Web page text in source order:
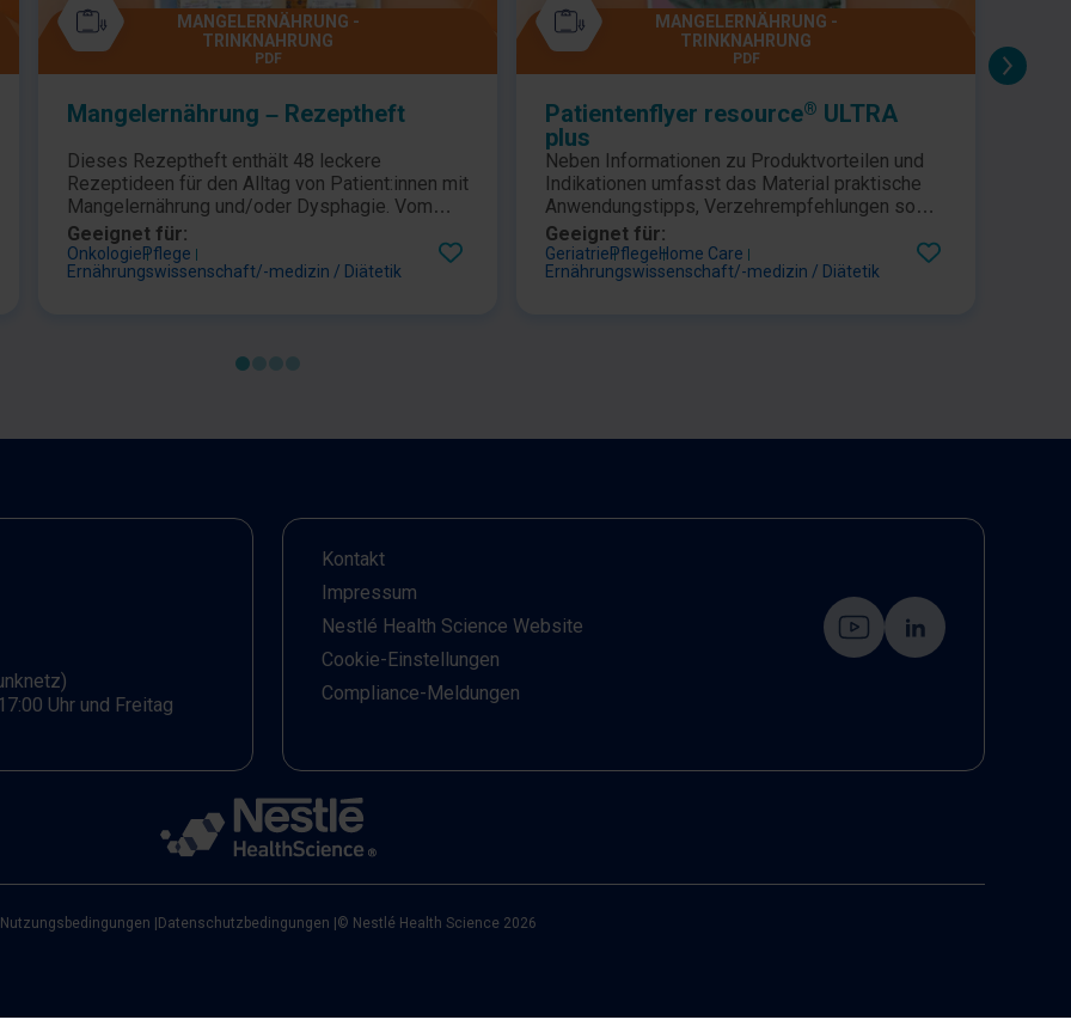
MANGELERNÄHRUNG -
TRINKNAHRUNG
PDF
Mangelernährung – Rezeptheft
Dieses Rezeptheft enthält 48 leckere
Rezeptideen für den Alltag von Patient:innen mit
Mangelernährung und/oder Dysphagie. Vom
Frühstück über Vorspeisen und Hauptspeisen
bis hin zu Nachspeisen wird alles abgedeckt,
um den Einsatz von Trinknahrung und
sich im Rezeptheftheft auch kompakte
Geeignet für:
OnkologiePflege
Ernährungswissenschaft/-medizin / Diätetik
MANGELERNÄHRUNG -
TRINKNAHRUNG
PDF
Patientenflyer resource® ULTRA
plus
Neben Informationen zu Produktvorteilen und
Indikationen umfasst das Material praktische
Anwendungstipps, Verzehrempfehlungen sowie
abwechslungsreiche Rezeptideen, die
Patient:innen bei der Integration der
Trinknahrung in ihren Alltag unterstützen.
Geeignet für:
GeriatriePflegeHome Care
Ernährungswissenschaft/-medizin / Diätetik
Uhr und Freitag
Kontakt
Impressum
Nestlé Health Science Website
Cookie-Einstellungen
Compliance-Meldungen
Nutzungsbedingungen Datenschutzbedingungen © Nestlé Health Science 2026